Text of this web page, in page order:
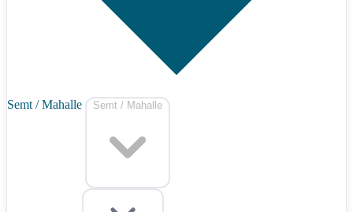
Semt / Mahalle Semt / Mahalle